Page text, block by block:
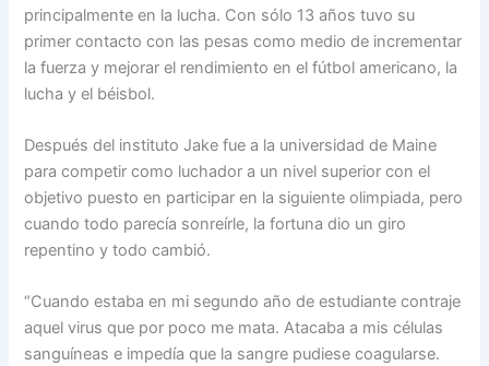
principalmente en la lucha. Con sólo 13 años tuvo su
primer contacto con las pesas como medio de incrementar
la fuerza y mejorar el rendimiento en el fútbol americano, la
lucha y el béisbol.
Después del instituto Jake fue a la universidad de Maine
para competir como luchador a un nivel superior con el
objetivo puesto en participar en la siguiente olimpiada, pero
cuando todo parecía sonreírle, la fortuna dio un giro
repentino y todo cambió.
“Cuando estaba en mi segundo año de estudiante contraje
aquel virus que por poco me mata. Atacaba a mis células
sanguíneas e impedía que la sangre pudiese coagularse.